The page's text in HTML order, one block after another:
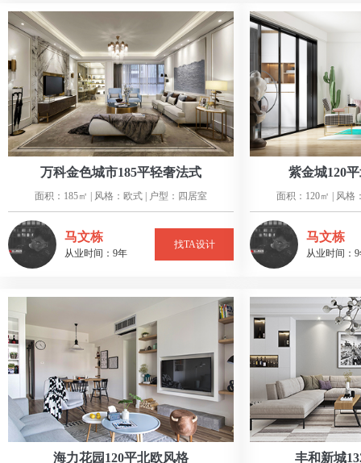
万科金色城市185平轻奢法式
面积：185㎡ | 风格：欧式 | 户型：四居室
马文栋
从业时间：9年
找TA设计
紫金城120
面积：120㎡ | 风格
马文栋
从业时间：
海力花园120平北欧风格 丰和新城